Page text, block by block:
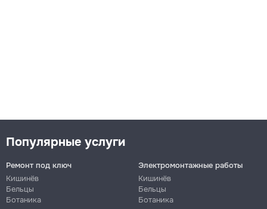
Популярные услуги
Ремонт под ключ
Кишинёв
Бельцы
Ботаника
Электромонтажные работы
Кишинёв
Бельцы
Ботаника